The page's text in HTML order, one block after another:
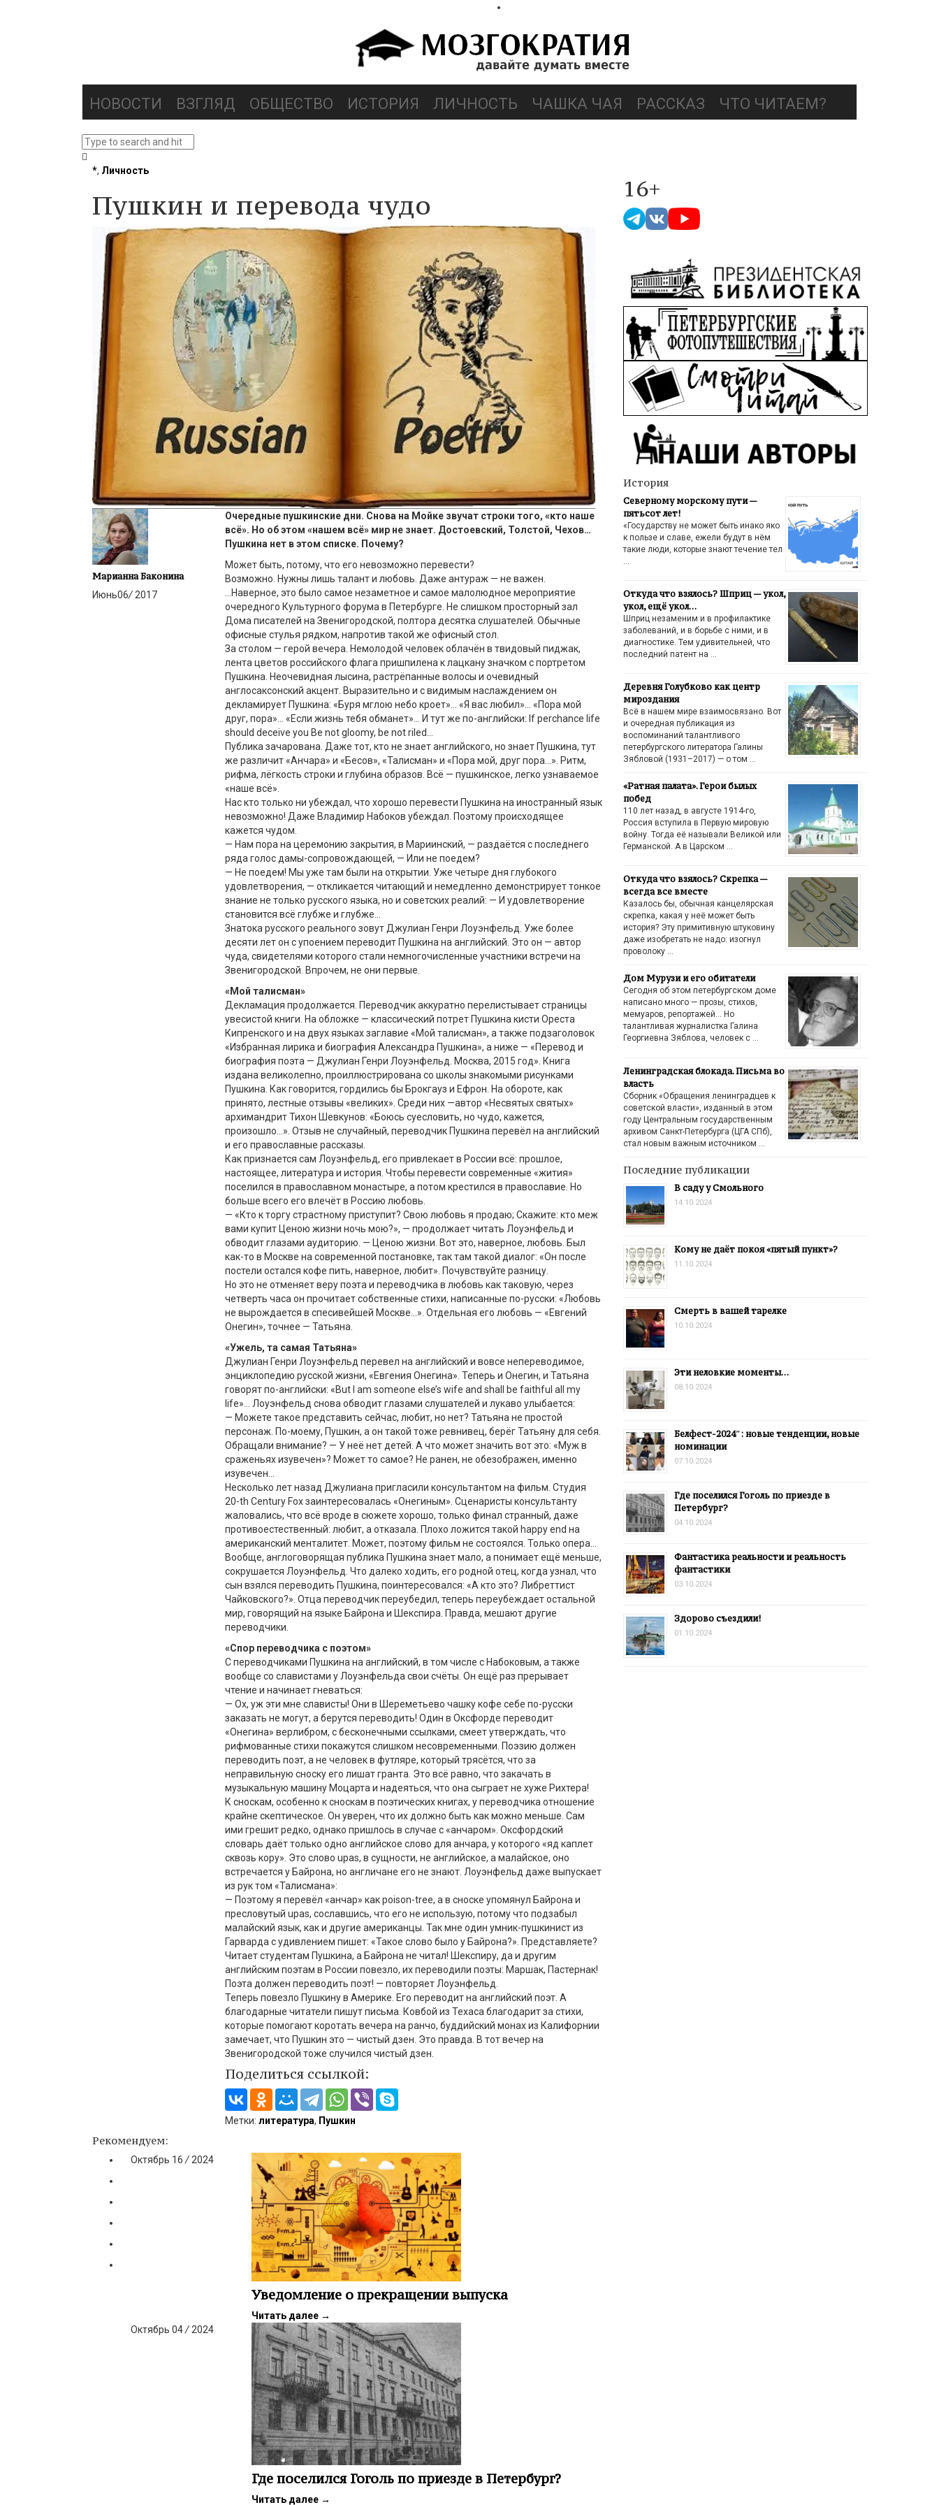
НОВОСТИ ВЗГЛЯД ОБЩЕСТВО ИСТОРИЯ ЛИЧНОСТЬ ЧАШКА ЧАЯ РАССКАЗ ЧТО ЧИТАЕМ?
*, Личность
Пушкин и перевода чудо
Марианна Баконина
Июнь06/ 2017
Очередные пушкинские дни. Снова на Мойке звучат строки того, «кто наше
всё». Но об этом «нашем всё» мир не знает. Достоевский, Толстой, Чехов…
Пушкина нет в этом списке. Почему?
Может быть, потому, что его невозможно перевести?
Возможно. Нужны лишь талант и любовь. Даже антураж — не важен.
…Наверное, это было самое незаметное и самое малолюдное мероприятие
очередного Культурного форума в Петербурге. Не слишком просторный зал
Дома писателей на Звенигородской, полтора десятка слушателей. Обычные
офисные стулья рядком, напротив такой же офисный стол.
За столом — герой вечера. Немолодой человек облачён в твидовый пиджак,
лента цветов российского флага пришпилена к лацкану значком с портретом
Пушкина. Неочевидная лысина, растрёпанные волосы и очевидный
англосаксонский акцент. Выразительно и с видимым наслаждением он
декламирует Пушкина: «Буря мглою небо кроет»… «Я вас любил»… «Пора мой
друг, пора»… «Если жизнь тебя обманет»… И тут же по-английски: If perchance life
should deceive you Be not gloomy, be not riled…
Публика зачарована. Даже тот, кто не знает английского, но знает Пушкина, тут
же различит «Анчара» и «Бесов», «Талисман» и «Пора мой, друг пора…». Ритм,
рифма, лёгкость строки и глубина образов. Всё — пушкинское, легко узнаваемое
«наше всё».
Нас кто только ни убеждал, что хорошо перевести Пушкина на иностранный язык
невозможно! Даже Владимир Набоков убеждал. Поэтому происходящее
кажется чудом.
— Нам пора на церемонию закрытия, в Мариинский, — раздаётся с последнего
ряда голос дамы-сопровождающей, — Или не поедем?
— Не поедем! Мы уже там были на открытии. Уже четыре дня глубокого
удовлетворения, — откликается читающий и немедленно демонстрирует тонкое
знание не только русского языка, но и советских реалий: — И удовлетворение
становится всё глубже и глубже…
Знатока русского реального зовут Джулиан Генри Лоуэнфельд. Уже более
десяти лет он с упоением переводит Пушкина на английский. Это он — автор
чуда, свидетелями которого стали немногочисленные участники встречи на
Звенигородской. Впрочем, не они первые.
«Мой талисман»
Декламация продолжается. Переводчик аккуратно перелистывает страницы
увесистой книги. На обложке — классический потрет Пушкина кисти Ореста
Кипренского и на двух языках заглавие «Мой талисман», а также подзаголовок
«Избранная лирика и биография Александра Пушкина», а ниже — «Перевод и
биография поэта — Джулиан Генри Лоуэнфельд. Москва, 2015 год». Книга
издана великолепно, проиллюстрирована со школы знакомыми рисунками
Пушкина. Как говорится, гордились бы Брокгауз и Ефрон. На обороте, как
принято, лестные отзывы «великих». Среди них —автор «Несвятых святых»
архимандрит Тихон Шевкунов: «Боюсь суесловить, но чудо, кажется,
произошло…». Отзыв не случайный, переводчик Пушкина перевёл на английский
и его православные рассказы.
Как признается сам Лоуэнфельд, его привлекает в России всё: прошлое,
настоящее, литература и история. Чтобы перевести современные «жития»
поселился в православном монастыре, а потом крестился в православие. Но
больше всего его влечёт в Россию любовь.
— «Кто к торгу страстному приступит? Свою любовь я продаю; Скажите: кто меж
вами купит Ценою жизни ночь мою?», — продолжает читать Лоуэнфельд и
обводит глазами аудиторию. — Ценою жизни. Вот это, наверное, любовь. Был
как-то в Москве на современной постановке, так там такой диалог: «Он после
постели остался кофе пить, наверное, любит». Почувствуйте разницу.
Но это не отменяет веру поэта и переводчика в любовь как таковую, через
четверть часа он прочитает собственные стихи, написанные по-русски: «Любовь
не вырождается в спесивейшей Москве…». Отдельная его любовь — «Евгений
Онегин», точнее — Татьяна.
«Ужель, та самая Татьяна»
Джулиан Генри Лоуэнфельд перевел на английский и вовсе непереводимое,
энциклопедию русской жизни, «Евгения Онегина». Теперь и Онегин, и Татьяна
говорят по-английски: «But I am someone else’s wife and shall be faithful all my
life»… Лоуэнфельд снова обводит глазами слушателей и лукаво улыбается:
— Можете такое представить сейчас, любит, но нет? Татьяна не простой
персонаж. По-моему, Пушкин, а он такой тоже ревнивец, берёг Татьяну для себя.
Обращали внимание? — У неё нет детей. А что может значить вот это: «Муж в
сраженьях изувечен»? Может то самое? Не ранен, не обезображен, именно
изувечен…
Несколько лет назад Джулиана пригласили консультантом на фильм. Студия
20-th Century Fox заинтересовалась «Онегиным». Сценаристы консультанту
жаловались, что всё вроде в сюжете хорошо, только финал странный, даже
противоестественный: любит, а отказала. Плохо ложится такой happy end на
американский менталитет. Может, поэтому фильм не состоялся. Только опера…
Вообще, англоговорящая публика Пушкина знает мало, а понимает ещё меньше,
сокрушается Лоуэнфельд. Что далеко ходить, его родной отец, когда узнал, что
сын взялся переводить Пушкина, поинтересовался: «А кто это? Либреттист
Чайковского?». Отца переводчик переубедил, теперь переубеждает остальной
мир, говорящий на языке Байрона и Шекспира. Правда, мешают другие
переводчики.
«Спор переводчика с поэтом»
С переводчиками Пушкина на английский, в том числе с Набоковым, а также
вообще со славистами у Лоуэнфельда свои счёты. Он ещё раз прерывает
чтение и начинает гневаться:
— Ох, уж эти мне слависты! Они в Шереметьево чашку кофе себе по-русски
заказать не могут, а берутся переводить! Один в Оксфорде переводит
«Онегина» верлибром, с бесконечными ссылками, смеет утверждать, что
рифмованные стихи покажутся слишком несовременными. Поэзию должен
переводить поэт, а не человек в футляре, который трясётся, что за
неправильную сноску его лишат гранта. Это всё равно, что закачать в
музыкальную машину Моцарта и надеяться, что она сыграет не хуже Рихтера!
К сноскам, особенно к сноскам в поэтических книгах, у переводчика отношение
крайне скептическое. Он уверен, что их должно быть как можно меньше. Сам
ими грешит редко, однако пришлось в случае с «анчаром». Оксфордский
словарь даёт только одно английское слово для анчара, у которого «яд каплет
сквозь кору». Это слово upas, в сущности, не английское, а малайское, оно
встречается у Байрона, но англичане его не знают. Лоуэнфельд даже выпускает
из рук том «Талисмана»:
— Поэтому я перевёл «анчар» как poison-tree, а в сноске упомянул Байрона и
пресловутый upas, сославшись, что его не использую, потому что подзабыл
малайский язык, как и другие американцы. Так мне один умник-пушкинист из
Гарварда с удивлением пишет: «Такое слово было у Байрона?». Представляете?
Читает студентам Пушкина, а Байрона не читал! Шекспиру, да и другим
английским поэтам в России повезло, их переводили поэты: Маршак, Пастернак!
Поэта должен переводить поэт! — повторяет Лоуэнфельд.
Теперь повезло Пушкину в Америке. Его переводит на английский поэт. А
благодарные читатели пишут письма. Ковбой из Техаса благодарит за стихи,
которые помогают коротать вечера на ранчо, буддийский монах из Калифорнии
замечает, что Пушкин это — чистый дзен. Это правда. В тот вечер на
Звенигородской тоже случился чистый дзен.
Поделиться ссылкой:
Метки: литература, Пушкин
Рекомендуем:
Октябрь 16 / 2024
Уведомление о прекращении выпуска
Читать далее →
Октябрь 04/ 2024
Где поселился Гоголь по приезде в Петербург?
Читать далее →
16+
История
Северному морскому пути —
пятьсот лет!
«Государству не может быть инако яко
к пользе и славе, ежели будут в нём
такие люди, которые знают течение тел
Откуда что взялось? Шприц — укол,
укол, ещё укол…
Шприц незаменим и в профилактике
заболеваний, и в борьбе с ними, и в
диагностике. Тем удивительней, что
последний патент на …
Деревня Голубково как центр
мироздания
Всё в нашем мире взаимосвязано. Вот
и очередная публикация из
воспоминаний талантливого
петербургского литератора Галины
Зябловой (1931–2017) — о том …
«Ратная палата». Герои былых
побед
110 лет назад, в августе 1914-го,
Россия вступила в Первую мировую
войну. Тогда её называли Великой или
Германской. А в Царском …
Откуда что взялось? Скрепка —
всегда все вместе
Казалось бы, обычная канцелярская
скрепка, какая у неё может быть
история? Эту примитивную штуковину
даже изобретать не надо: изогнул
проволоку …
Дом Мурузи и его обитатели
Сегодня об этом петербургском доме
написано много — прозы, стихов,
мемуаров, репортажей… Но
талантливая журналистка Галина
Георгиевна Зяблова, человек с …
Ленинградская блокада. Письма во
власть
Сборник «Обращения ленинградцев к
советской власти», изданный в этом
году Центральным государственным
архивом Санкт-Петербурга (ЦГА СПб),
стал новым важным источником …
Последние публикации
В саду у Смольного
14.10.2024
Кому не даёт покоя «пятый пункт»?
11.10.2024
Смерть в вашей тарелке
10.10.2024
Эти неловкие моменты…
08.10.2024
Белфест-2024″: новые тенденции, новые
номинации
07.10.2024
Где поселился Гоголь по приезде в
Петербург?
04.10.2024
Фантастика реальности и реальность
фантастики
03.10.2024
Здорово съездили!
01.10.2024